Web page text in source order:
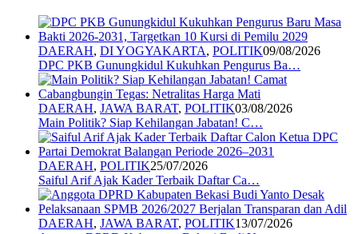
DAERAH, DI YOGYAKARTA, POLITIK09/08/2026
DPC PKB Gunungkidul Kukuhkan Pengurus Ba…
DAERAH, JAWA BARAT, POLITIK03/08/2026
Main Politik? Siap Kehilangan Jabatan! C…
DAERAH, POLITIK25/07/2026
Saiful Arif Ajak Kader Terbaik Daftar Ca…
DAERAH, JAWA BARAT, POLITIK13/07/2026